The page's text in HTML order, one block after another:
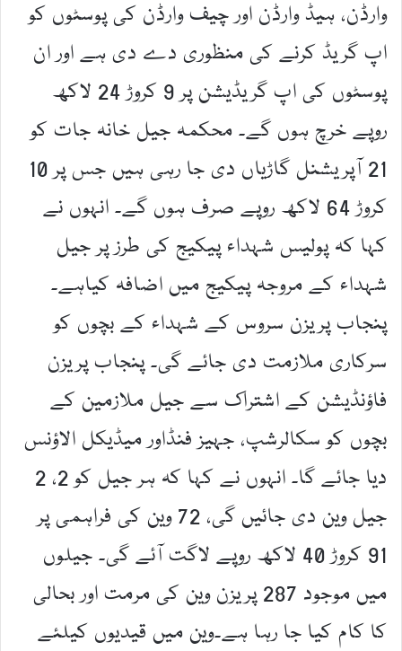
وارڈن، ہیڈ وارڈن اور چیف وارڈن کی پوسٹوں کو
اپ گریڈ کرنے کی منظوری دے دی ہے اور ان
پوسٹوں کی اپ گریڈیشن پر 9 کروڑ 24 لاکھ
روپے خرچ ہوں گے۔ محکمہ جیل خانہ جات کو
21 آپریشنل گاڑیاں دی جا رہی ہیں جس پر 10
کروڑ 64 لاکھ روپے صرف ہوں گے۔ انہوں نے
کہا کہ پولیس شہداء پیکیج کی طرز پر جیل
شہداء کے مروجہ پیکیج میں اضافہ کیاہے۔
پنجاب پریزن سروس کے شہداء کے بچوں کو
سرکاری ملازمت دی جائے گی۔ پنجاب پریزن
فاؤنڈیشن کے اشتراک سے جیل ملازمین کے
بچوں کو سکالرشپ، جہیز فنڈاور میڈیکل الاؤنس
دیا جائے گا۔ انہوں نے کہا کہ ہر جیل کو 2، 2
جیل وین دی جائیں گی، 72 وین کی فراہمی پر
91 کروڑ 40 لاکھ روپے لاگت آئے گی۔ جیلوں
میں موجود 287 پریزن وین کی مرمت اور بحالی
کا کام کیا جا رہا ہے۔وین میں قیدیوں کیلئے